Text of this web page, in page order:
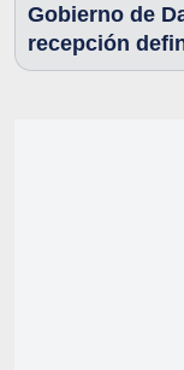
Gobierno de
recepción